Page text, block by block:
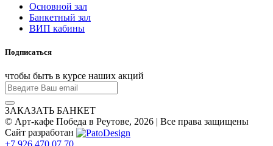
Основной зал
Банкетный зал
ВИП кабины
Подписаться
чтобы быть в курсе наших акций
ЗАКАЗАТЬ БАНКЕТ
© Арт-кафе Победа в Реутове, 2026 | Все права защищены
Сайт разработан